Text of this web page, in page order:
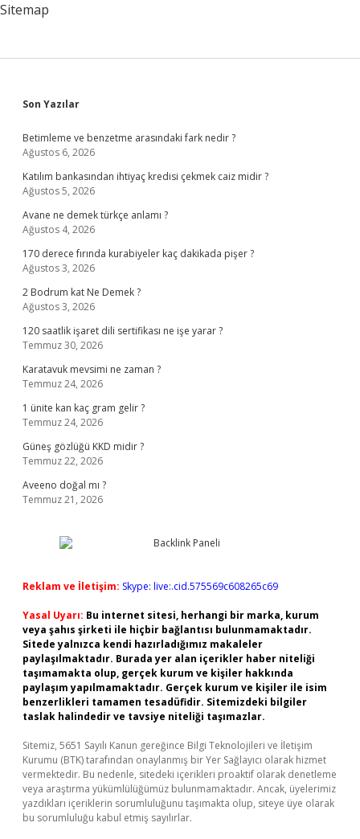
Sitemap
Sidebar
Son Yazılar
Betimleme ve benzetme arasındaki fark nedir ?
Ağustos 6, 2026
Katılım bankasından ihtiyaç kredisi çekmek caiz midir ?
Ağustos 5, 2026
Avane ne demek türkçe anlamı ?
Ağustos 4, 2026
170 derece fırında kurabiyeler kaç dakikada pişer ?
Ağustos 3, 2026
2 Bodrum kat Ne Demek ?
Ağustos 3, 2026
120 saatlik işaret dili sertifikası ne işe yarar ?
Temmuz 30, 2026
Karatavuk mevsimi ne zaman ?
Temmuz 24, 2026
1 ünite kan kaç gram gelir ?
Temmuz 24, 2026
Güneş gözlüğü KKD midir ?
Temmuz 22, 2026
Aveeno doğal mı ?
Temmuz 21, 2026
Reklam ve İletişim: Skype: live:.cid.575569c608265c69
Yasal Uyarı: Bu internet sitesi, herhangi bir marka, kurum
veya şahıs şirketi ile hiçbir bağlantısı bulunmamaktadır.
Sitede yalnızca kendi hazırladığımız makaleler
paylaşılmaktadır. Burada yer alan içerikler haber niteliği
taşımamakta olup, gerçek kurum ve kişiler hakkında
paylaşım yapılmamaktadır. Gerçek kurum ve kişiler ile isim
benzerlikleri tamamen tesadüfidir. Sitemizdeki bilgiler
taslak halindedir ve tavsiye niteliği taşımazlar.
Sitemiz, 5651 Sayılı Kanun gereğince Bilgi Teknolojileri ve İletişim
Kurumu (BTK) tarafından onaylanmış bir Yer Sağlayıcı olarak hizmet
vermektedir. Bu nedenle, sitedeki içerikleri proaktif olarak denetleme
veya araştırma yükümlülüğümüz bulunmamaktadır. Ancak, üyelerimiz
yazdıkları içeriklerin sorumluluğunu taşımakta olup, siteye üye olarak
bu sorumluluğu kabul etmiş sayılırlar.